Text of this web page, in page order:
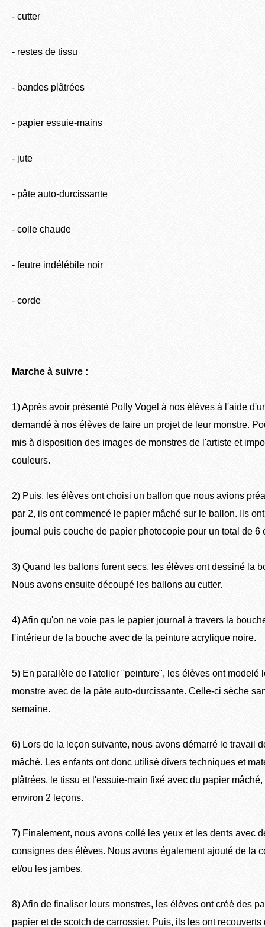
- cutter
- restes de tissu
- bandes plâtrées
- papier essuie-mains
- jute
- pâte auto-durcissante
- colle chaude
- feutre indélébile noir
- corde
Marche à suivre :
1) Après avoir présenté Polly Vogel à nos élèves à l'aide
demandé à nos élèves de faire un projet de leur monstre.
mis à disposition des images de monstres de l'artiste et
couleurs.
2) Puis, les élèves ont choisi un ballon que nous avions
par 2, ils ont commencé le papier mâché sur le ballon. Ils
journal puis couche de papier photocopie pour un total de 6
3) Quand les ballons furent secs, les élèves ont dessiné la
Nous avons ensuite découpé les ballons au cutter.
4) Afin qu'on ne voie pas le papier journal à travers la
l'intérieur de la bouche avec de la peinture acrylique noire.
5) En parallèle de l'atelier "peinture", les élèves ont modelé
monstre avec de la pâte auto-durcissante. Celle-ci sèche
semaine.
6) Lors de la leçon suivante, nous avons démarré le travail
mâché. Les enfants ont donc utilisé divers techniques et
plâtrées, le tissu et l'essuie-main fixé avec du papier
environ 2 leçons.
7) Finalement, nous avons collé les yeux et les dents avec
consignes des élèves. Nous avons également ajouté de la
et/ou les jambes.
8) Afin de finaliser leurs monstres, les élèves ont créé des
papier et de scotch de carrossier. Puis, ils les ont